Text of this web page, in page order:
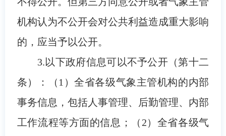
机构认为不公开会对公共利益造成重大影响
的，应当予以公开。
3.以下政府信息可以不予公开（第十二
条）：（1）全省各级气象主管机构的内部
事务信息，包括人事管理、后勤管理、内部
工作流程等方面的信息；（2）全省各级气